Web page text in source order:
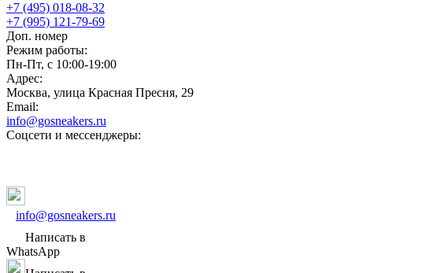
+7 (495) 018-08-32
+7 (995) 121-79-69
Доп. номер
Режим работы:
Пн-Пт, с 10:00-19:00
Адрес:
Москва, улица Красная Пресня, 29
Email:
info@gosneakers.ru
Соцсети и мессенджеры:
info@gosneakers.ru
Написать в
WhatsApp